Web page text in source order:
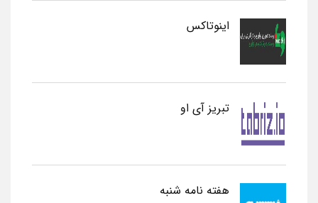
اینوتاکس
تبریز آی او
هفته نامه شنبه